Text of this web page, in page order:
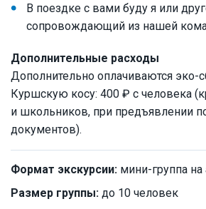
В поездке с вами буду я или
сопровождающий из нашей
Дополнительные расходы
Дополнительно оплачиваются эко-
Куршскую косу: 400 ₽ с человека
и школьников, при предъявлении
документов).
Формат экскурсии: мини-группа
Размер группы: до 10 человек